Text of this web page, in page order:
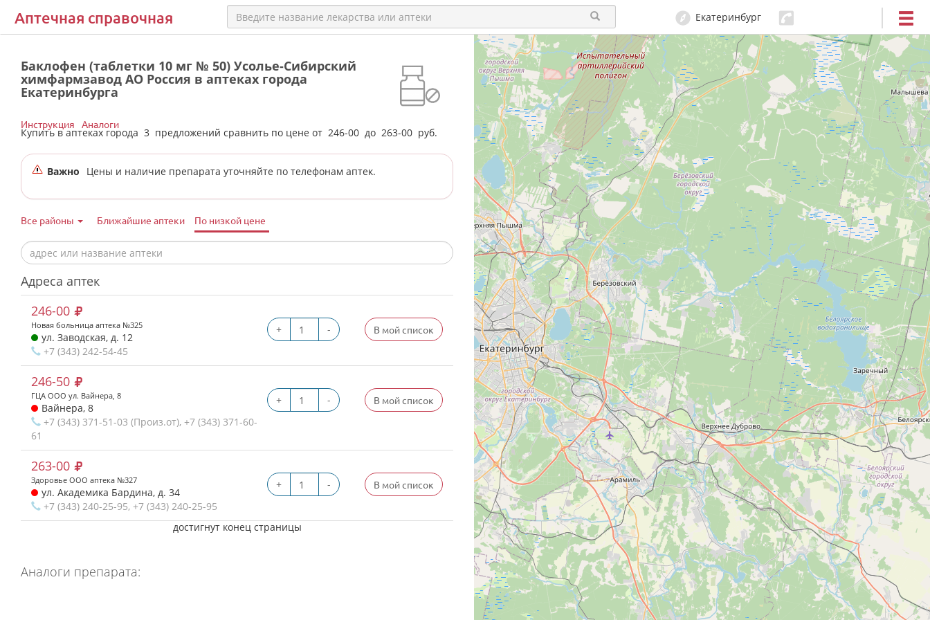
Аптечная справочная Екатеринбург
Баклофен (таблетки 10 мг № 50) Усолье-Сибирский
химфармзавод АО Россия в аптеках города
Екатеринбурга
Купить в аптеках города 3 предложений сравнить по цене от 246-00 до 263-00 руб.
Инструкция Аналоги
Важно Цены и наличие препарата уточняйте по телефонам аптек.
Все районы Ближайшие аптеки По низкой цене
Адреса аптек
+ - В мой список
246-00
Новая больница аптека №325
ул. Заводская, д. 12
+7 (343) 242-54-45
+ - В мой список
246-50
ГЦА ООО ул. Вайнера, 8
Вайнера, 8
+7 (343) 371-51-03 (Произ.от), +7 (343) 371-60-
61
+ - В мой список
263-00
Здоровье ООО аптека №327
ул. Академика Бардина, д. 34
+7 (343) 240-25-95, +7 (343) 240-25-95
достигнут конец страницы
Аналоги препарата: